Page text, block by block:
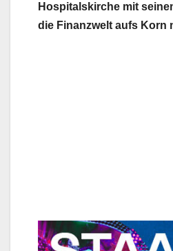
Hospitalskirche mit
die Finanzwelt aufs Korn